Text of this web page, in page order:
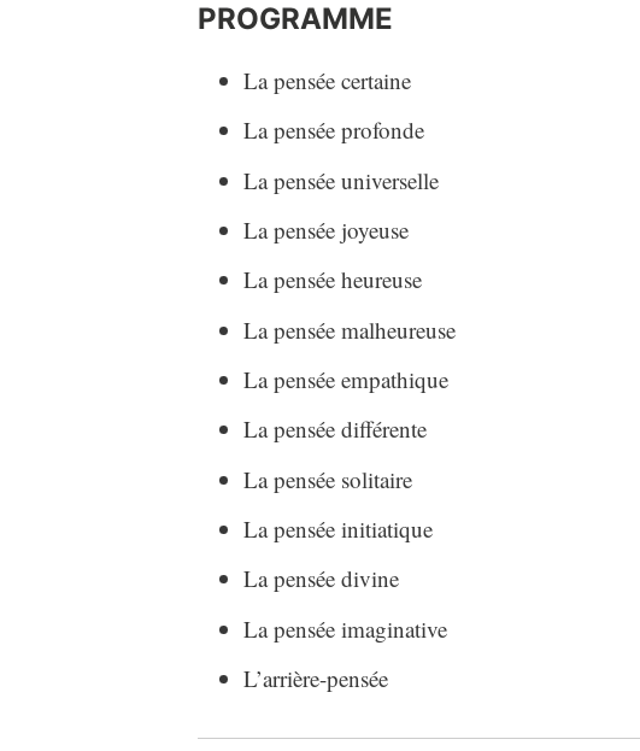
PROGRAMME
La pensée certaine
La pensée profonde
La pensée universelle
La pensée joyeuse
La pensée heureuse
La pensée malheureuse
La pensée empathique
La pensée différente
La pensée solitaire
La pensée initiatique
La pensée divine
La pensée imaginative
L’arrière-pensée